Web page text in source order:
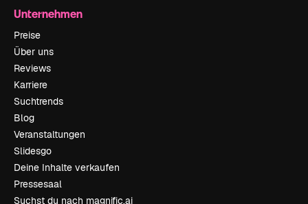
Unternehmen
Preise
Über uns
Reviews
Karriere
Suchtrends
Blog
Veranstaltungen
Slidesgo
Deine Inhalte verkaufen
Pressesaal
Suchst du nach magnific.ai